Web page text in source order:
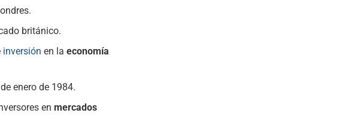
británico.
inversión en laeconomía
enero de 1984.
enmercados